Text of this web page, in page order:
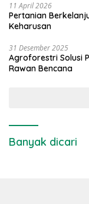
11 April 2026
Pertanian
Keharusan
31 Desember 2025
Agroforestri Solusi
Rawan Bencana
Banyak dicari